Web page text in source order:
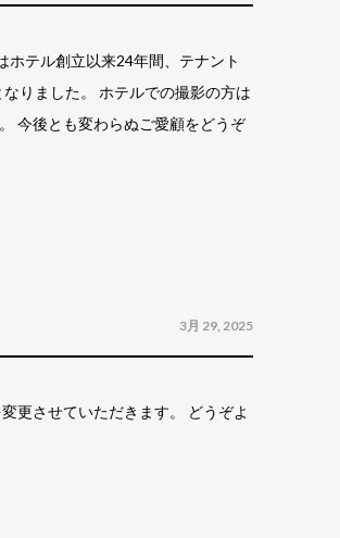
ホテル創立以来24年間、テナント
りました。 ホテルでの撮影の方は
今後とも変わらぬご愛顧をどうぞ
3月 29, 2025
させていただきます。 どうぞよ